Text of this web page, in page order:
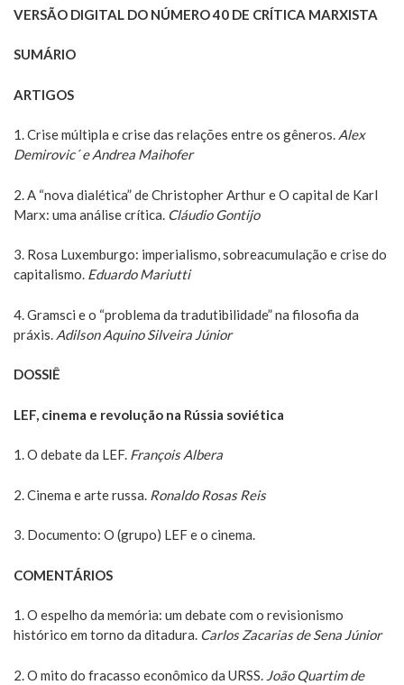
VERSÃO DIGITAL DO NÚMERO 40 DE CRÍTICA MARXISTA
SUMÁRIO
ARTIGOS
1. Crise múltipla e crise das relações entre os gêneros. Alex
Demirovic´ e Andrea Maihofer
2. A “nova dialética” de Christopher Arthur e O capital de Karl
Marx: uma análise crítica. Cláudio Gontijo
3. Rosa Luxemburgo: imperialismo, sobreacumulação e crise do
capitalismo. Eduardo Mariutti
4. Gramsci e o “problema da tradutibilidade” na filosofia da
práxis. Adilson Aquino Silveira Júnior
DOSSIÊ
LEF, cinema e revolução na Rússia soviética
1. O debate da LEF. François Albera
2. Cinema e arte russa. Ronaldo Rosas Reis
3. Documento: O (grupo) LEF e o cinema.
COMENTÁRIOS
1. O espelho da memória: um debate com o revisionismo
histórico em torno da ditadura. Carlos Zacarias de Sena Júnior
2. O mito do fracasso econômico da URSS. João Quartim de